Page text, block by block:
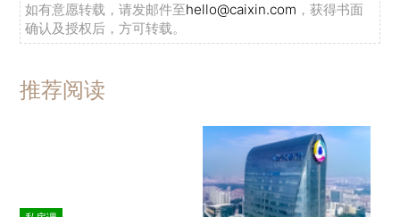
如有意愿转载，请发邮件至hello@caixin.com ，获得书面
确认及授权后，方可转载。
推荐阅读